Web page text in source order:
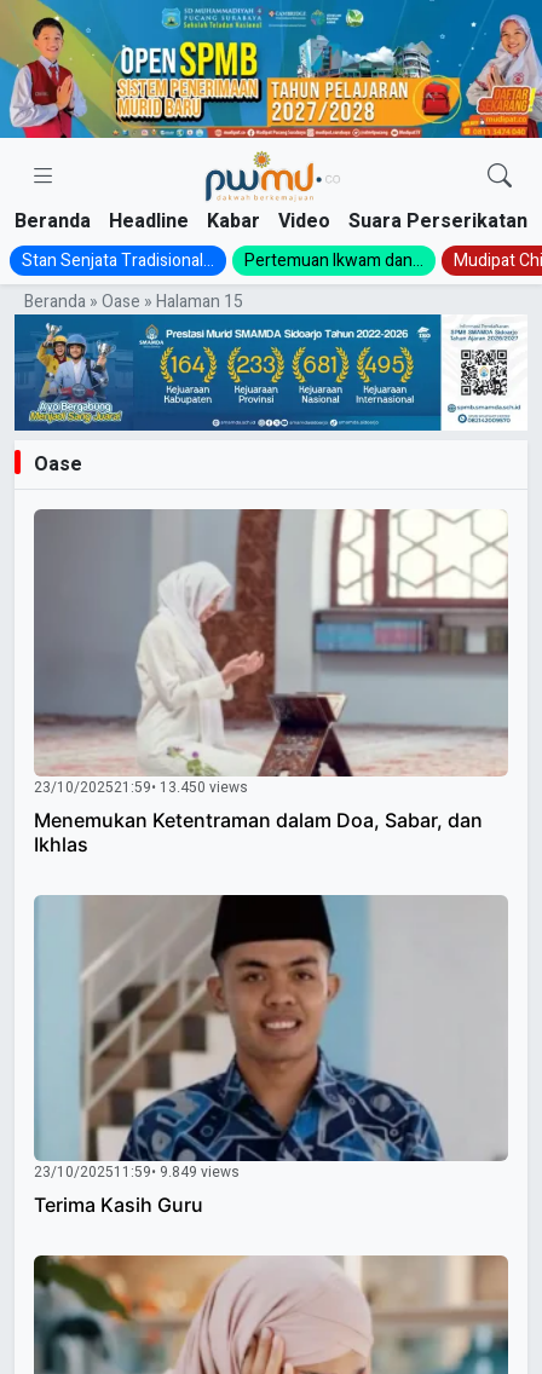
Skip
content
Beranda Headline Kabar Video Suara Perserikatan
Stan Senjata Tradisional... Pertemuan Ikwam dan...
Mudipat
Beranda»Oase »Halaman 15
Oase
23/10/202521:59• 13.450 views
Menemukan Ketentraman dalam Doa, Sabar, dan
Ikhlas
23/10/202511:59• 9.849 views
Terima Kasih Guru